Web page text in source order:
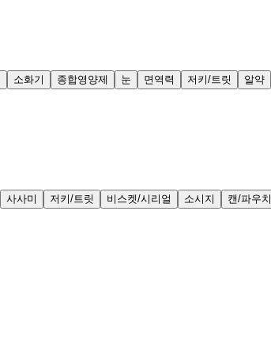
소화기 종합영양제 눈 면역력 저키/트릿 알약
사사미 저키/트릿 비스켓/시리얼 소시지 캔/파우치